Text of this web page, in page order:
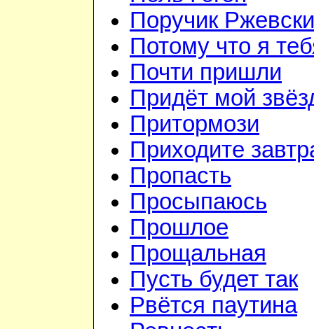
Поручик
Потому что я
Почти пришли
Придёт мой
Притормози
Приходите
Пропасть
Просыпаюсь
Прошлое
Прощальная
Пусть будет так
Рвётся паутина